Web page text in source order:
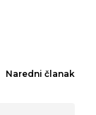
Naredni članak